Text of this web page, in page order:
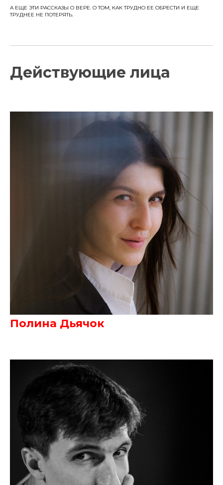
А ЕЩЕ ЭТИ РАССКАЗЫ О ВЕРЕ. О ТОМ, КАК ТРУДНО ЕЕ ОБРЕСТИ И ЕЩЕ
ТРУДНЕЕ НЕ ПОТЕРЯТЬ.
Действующие лица
Полина Дьячок